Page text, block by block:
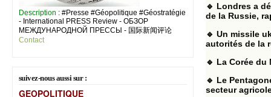
Description : #Presse #Géopolitique #Géostratégie
- International PRESS Review - ОБЗОР
МЕЖДУНАРОДНОЙ ПРЕССЫ - 国际新闻评论
Contact
suivez-nous aussi sur :
GEOPOLITIQUE
🔹 Londres a
de la Russie,
🔹 Un missile
autorités de la
🔹 La Corée
🔹 Le
secteur